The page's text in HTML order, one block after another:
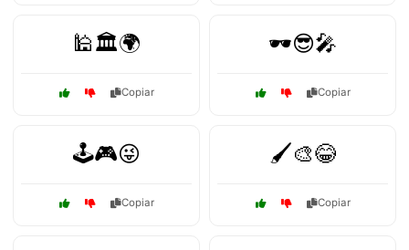
🕌🏛️🌍
Copiar
🕶️😎🎤
Copiar
🕹️🎮😜
Copiar
🖌️🎨😂
Copiar